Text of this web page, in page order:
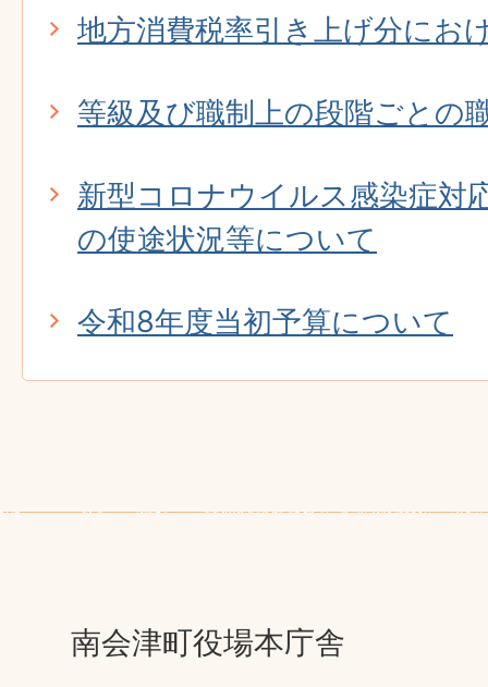
地方消費税率引き上げ分にお
等級及び職制上の段階ごとの
新型コロナウイルス感染症対
の使途状況等について
令和8年度当初予算について
南会津町役場本庁舎